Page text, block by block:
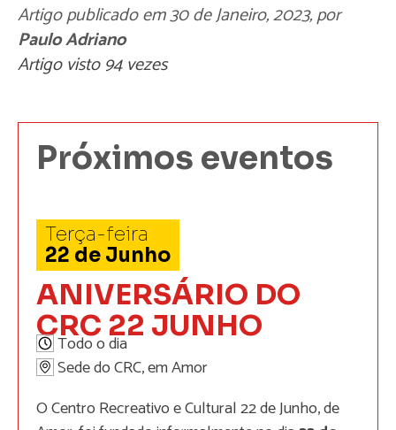
Artigo publicado em30 de Janeiro, 2023, por
Paulo Adriano
Artigo visto 94 vezes
Próximos eventos
Terça-feira
22 de Junho
ANIVERSÁRIO DO
CRC 22 JUNHO
Todo o dia
Sede do CRC, em Amor
O Centro Recreativo e Cultural 22 de Junho, de